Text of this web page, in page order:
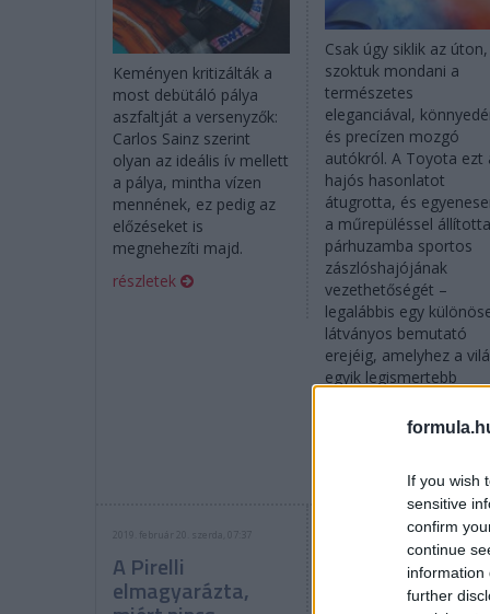
If you wish
sensitive
confirm
continue
information
further
Keményen kritizálták a
most debütáló pálya
aszfaltját a versenyzők:
Carlos Sainz szerint
olyan az ideális ív mellett
a pálya, mintha vízen
mennének, ez pedig az
előzéseket is
megnehezíti majd.
részletek
Csak úgy siklik az úton,
szoktuk mondani a
természetes
eleganciával,
és precízen mozgó
autókról. A Toyota ezt
hajós hasonlatot
átugrotta, és
a műrepüléssel állította
párhuzamba sportos
zászlóshajójának
vezethetőségét –
legalábbis egy
látványos bemutató
erejéig, amelyhez a
egyik legismertebb
Red Arrows nyújtott
2019. február 20. szerda, 07:37
A Pirelli
elmagyarázta,
2018. szeptember 30. vasárnap,
Vettel: A rajtnál
gond lehet az új